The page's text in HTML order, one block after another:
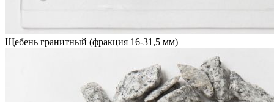
Щебень гранитный (фракция 16-31,5 мм)